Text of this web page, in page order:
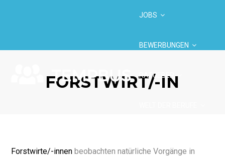
JOBS
BEWERBUNGEN
RATGEBER
FORSTWIRT/-IN
Forstwirte/-innen beobachten natürliche Vorgänge in